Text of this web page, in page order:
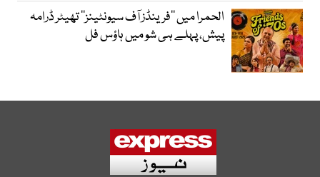
الحمرا میں ’’فرینڈز آف سیونٹینز‘‘ تھیٹر ڈرامہ
پیش، پہلے ہی شو میں ہاؤس فل